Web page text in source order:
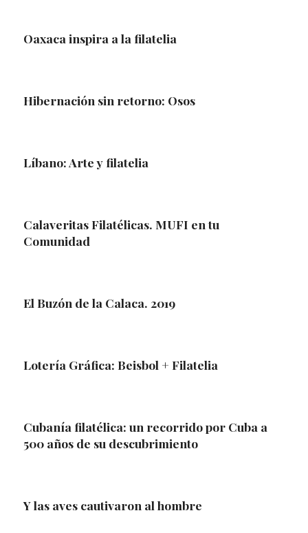
Oaxaca inspira a la filatelia
Hibernación sin retorno: Osos
Líbano: Arte y filatelia
Calaveritas Filatélicas. MUFI en tu
Comunidad
El Buzón de la Calaca. 2019
Lotería Gráfica: Beisbol + Filatelia
Cubanía filatélica: un recorrido por Cuba a
500 años de su descubrimiento
Y las aves cautivaron al hombre